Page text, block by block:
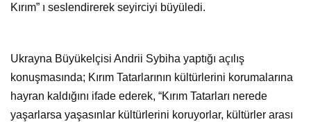
Kırım” ı seslendirerek seyirciyi büyüledi.
Ukrayna Büyükelçisi Andrii Sybiha yaptığı açılış
konuşmasında; Kırım Tatarlarının kültürlerini korumalarına
hayran kaldığını ifade ederek, “Kırım Tatarları nerede
yaşarlarsa yaşasınlar kültürlerini koruyorlar, kültürler arası